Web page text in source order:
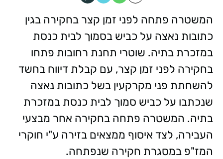
המשטרה פתחה לפני זמן קצר בחקירה בגין
כתובות נאצה על כביש בסמוך לבית כנסת
במזכרת בתיה. שוטרי תחנת רחובות פתחו
בחקירה לפני זמן קצר, עם קבלת דיווח בחשד
להשחתת פני מקרקעין בשל כתובות נאצה
שנכתבו על כביש סמוך לבית כנסת במזכרת
בתיה. המשטרה פתחה בחקירה אחר מבצעי
העבירה, לצד איסוף ממצאים בזירה ע"י חוקרי
המז"פ במסגרת חקירה שנפתחה.